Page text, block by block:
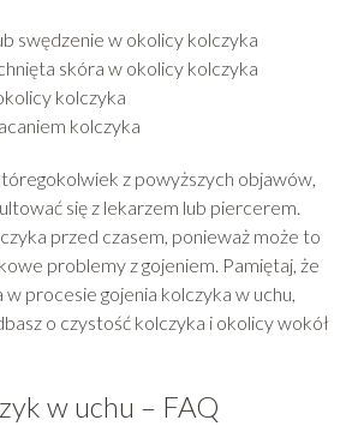
swędzenie w okolicy kolczyka
skóra w okolicy kolczyka
kolczyka
kolczyka
z powyższych objawów,
się z lekarzem lub piercerem.
przed czasem, ponieważ może to
problemy z gojeniem. Pamiętaj, że
w procesie gojenia kolczyka w uchu,
o czystość kolczyka i okolicy wokół
w uchu – FAQ